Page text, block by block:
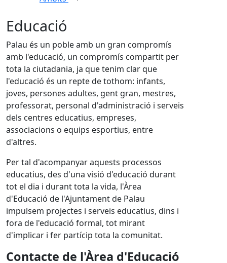
Educació
Palau és un poble amb un gran compromís
amb l'educació, un compromís compartit per
tota la ciutadania, ja que tenim clar que
l'educació és un repte de tothom: infants,
joves, persones adultes, gent gran, mestres,
professorat, personal d'administració i serveis
dels centres educatius, empreses,
associacions o equips esportius, entre
d'altres.
Per tal d'acompanyar aquests processos
educatius, des d'una visió d'educació durant
tot el dia i durant tota la vida, l'Àrea
d'Educació de l'Ajuntament de Palau
impulsem projectes i serveis educatius, dins i
fora de l'educació formal, tot mirant
d'implicar i fer partícip tota la comunitat.
Contacte de l'Àrea d'Educació